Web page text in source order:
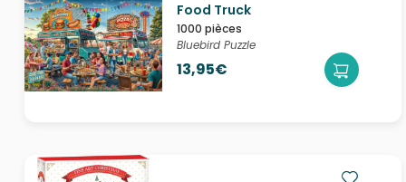
Food Truck
1000 pièces
Bluebird Puzzle
13,95€